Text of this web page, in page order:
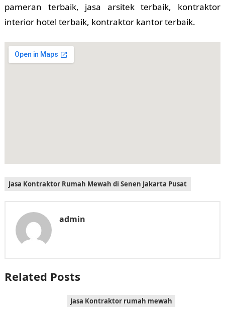
pameran terbaik, jasa arsitek terbaik, kontraktor
interior hotel terbaik, kontraktor kantor terbaik.
Jasa Kontraktor Rumah Mewah di Senen Jakarta Pusat
admin
Related Posts
Jasa Kontraktor rumah mewah